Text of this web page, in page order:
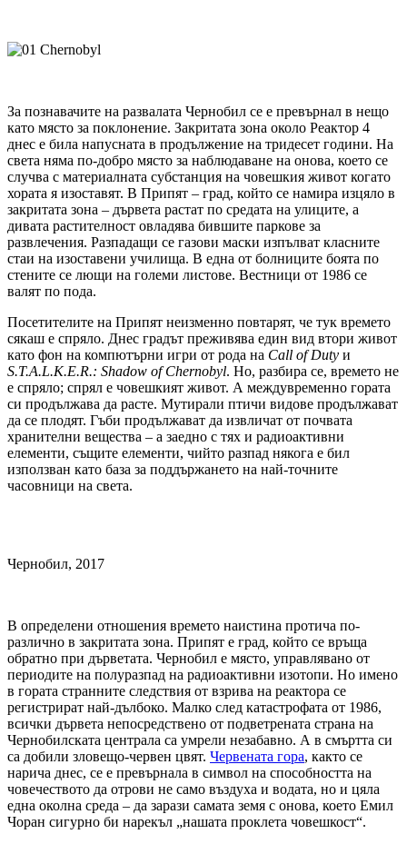
За познавачите на развалата Чернобил се е превърнал в нещо
като място за поклонение. Закритата зона около Реактор 4
днес е била напусната в продължение на тридесет години. На
света няма по-добро място за наблюдаване на онова, което се
случва с материалната субстанция на човешкия живот когато
хората я изоставят. В Припят – град, който се намира изцяло в
закритата зона – дървета растат по средата на улиците, а
дивата растителност овладява бившите паркове за
развлечения. Разпадащи се газови маски изпълват класните
стаи на изоставени училища. В една от болниците боята по
стените се лющи на големи листове. Вестници от 1986 се
валят по пода.
Посетителите на Припят неизменно повтарят, че тук времето
сякаш е спряло. Днес градът преживява един вид втори живот
като фон на компютърни игри от рода на Call of Duty и
S.T.A.L.K.E.R.: Shadow of Chernobyl. Но, разбира се, времето не
е спряло; спрял е човешкият живот. А междувременно гората
си продължава да расте. Мутирали птичи видове продължават
да се плодят. Гъби продължават да извличат от почвата
хранителни вещества – а заедно с тях и радиоактивни
елементи, същите елементи, чийто разпад някога е бил
използван като база за поддържането на най-точните
часовници на света.
Чернобил, 2017
В определени отношения времето наистина протича по-
различно в закритата зона. Припят е град, който се връща
обратно при дърветата. Чернобил е място, управлявано от
периодите на полуразпад на радиоактивни изотопи. Но имено
в гората странните следствия от взрива на реактора се
регистрират най-дълбоко. Малко след катастрофата от 1986,
всички дървета непосредствено от подветрената страна на
Чернобилската централа са умрели незабавно. А в смъртта си
са добили зловещо-червен цвят. Червената гора, както се
нарича днес, се е превърнала в символ на способността на
човечеството да отрови не само въздуха и водата, но и цяла
една околна среда – да зарази самата земя с онова, което Емил
Чоран сигурно би нарекъл „нашата проклета човешкост“.